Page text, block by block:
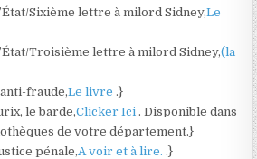
Sixième lettre à milord Sidney,Le
Troisième lettre à milord Sidney,(la
anti-fraude,Le livre.}
le barde,Clicker Ici. Disponible dans
de votre département.}
pénale,A voir et à lire..}